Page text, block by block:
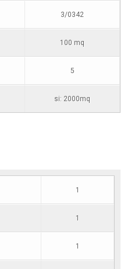
3/0342
100 mq
5
si: 2000mq
1
1
1